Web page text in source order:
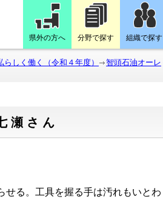
県外の方へ 分野で探す 組織で探す
しく働く（令和４年度） 智頭石油オーレ
さん
る。工具を握る手は汚れもいとわ